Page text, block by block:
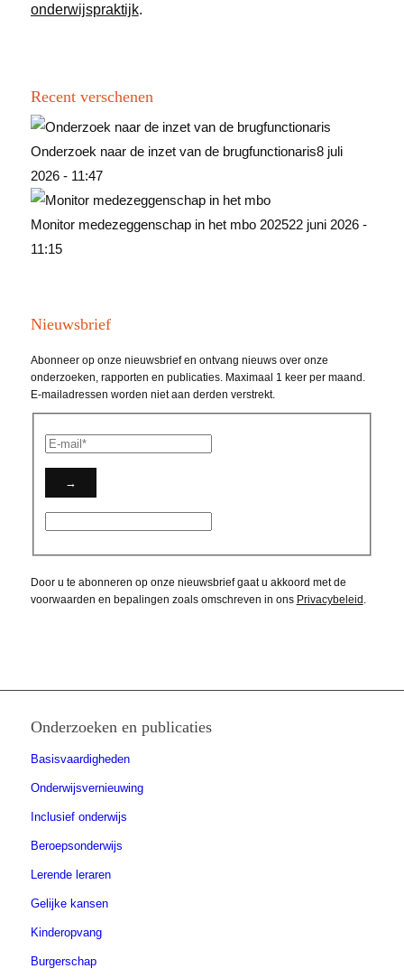
onderwijspraktijk.
Recent verschenen
Onderzoek naar de inzet van de brugfunctionaris8 juli
2026 - 11:47
Monitor medezeggenschap in het mbo 202522 juni 2026 -
11:15
Nieuwsbrief
Abonneer op onze nieuwsbrief en ontvang nieuws over onze
onderzoeken, rapporten en publicaties. Maximaal 1 keer per maand.
E-mailadressen worden niet aan derden verstrekt.
Door u te abonneren op onze nieuwsbrief gaat u akkoord met de
voorwaarden en bepalingen zoals omschreven in ons Privacybeleid
Onderzoeken en publicaties
Basisvaardigheden
Onderwijsvernieuwing
Inclusief onderwijs
Beroepsonderwijs
Lerende leraren
Gelijke kansen
Kinderopvang
Burgerschap